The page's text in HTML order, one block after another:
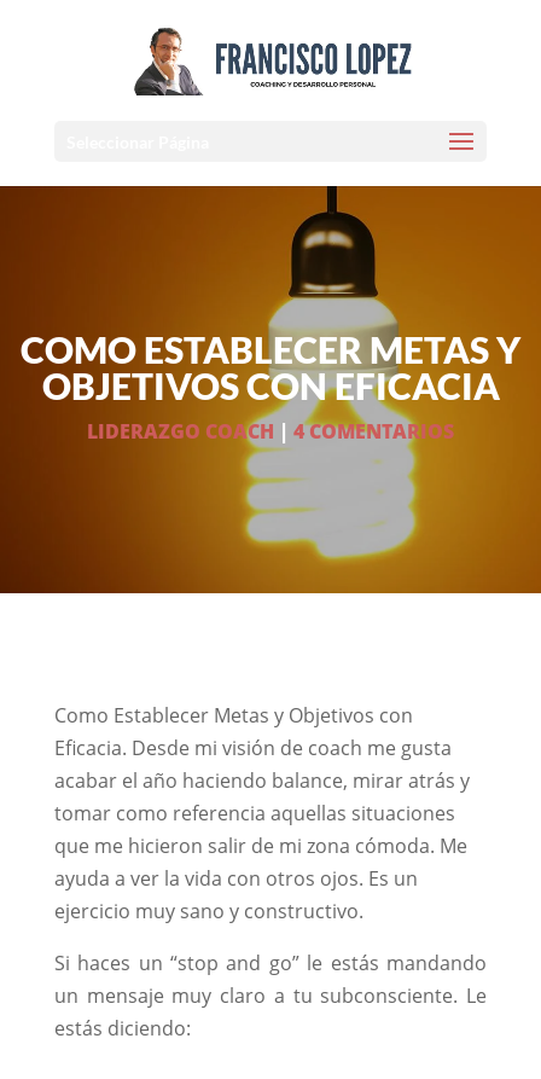
COMO ESTABLECER METAS Y
OBJETIVOS CON EFICACIA
LIDERAZGO COACH | 4 COMENTARIOS
Como Establecer Metas y Objetivos con
Eficacia. Desde mi visión de coach me gusta
acabar el año haciendo balance, mirar atrás y
tomar como referencia aquellas situaciones
que me hicieron salir de mi zona cómoda. Me
ayuda a ver la vida con otros ojos. Es un
ejercicio muy sano y constructivo.
Si haces un “stop and go” le estás mandando
un mensaje muy claro a tu subconsciente. Le
estás diciendo: